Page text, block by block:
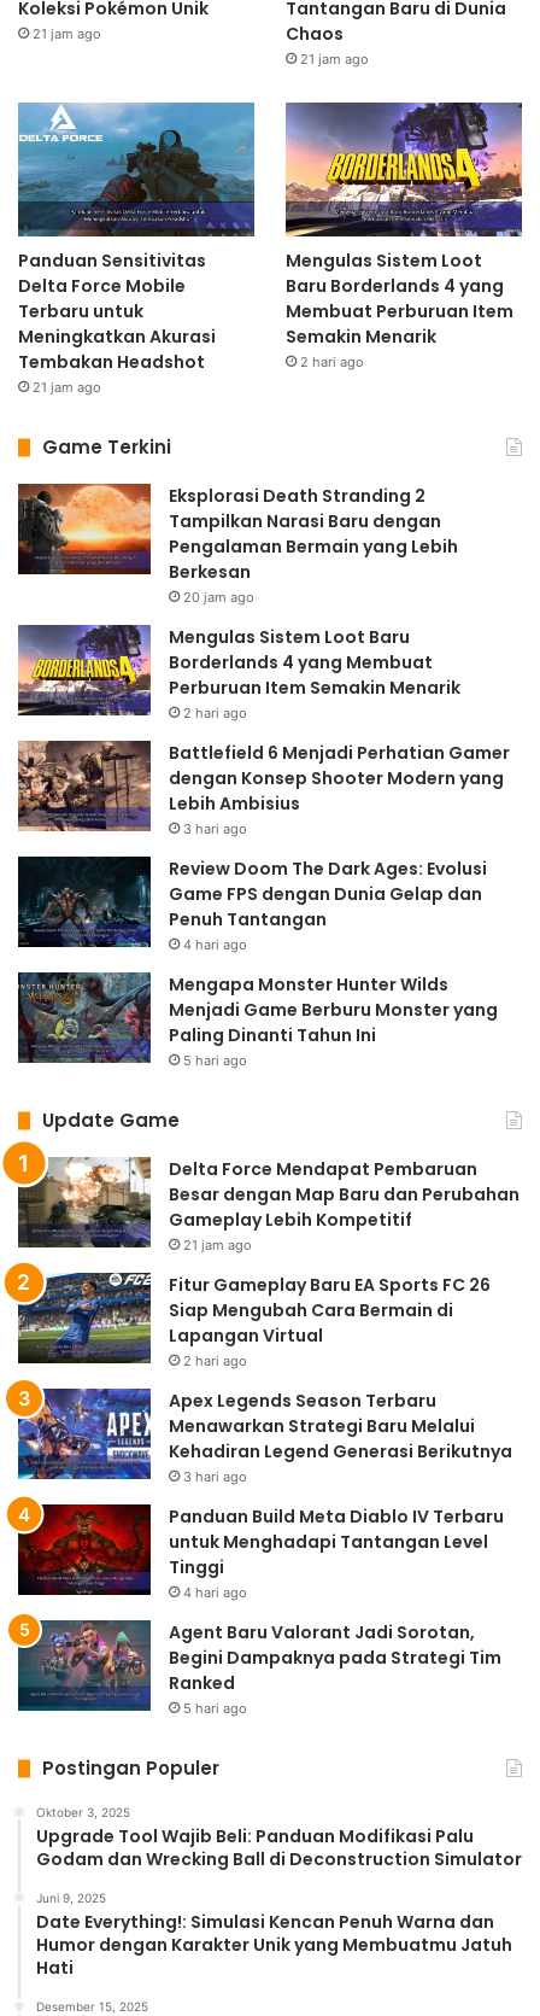
Koleksi Pokémon Unik
21 jam ago
Tantangan Baru di Dunia
Chaos
21 jam ago
Panduan Sensitivitas
Delta Force Mobile
Terbaru untuk
Meningkatkan Akurasi
Tembakan Headshot
21 jam ago
Mengulas Sistem Loot
Baru Borderlands 4 yang
Membuat Perburuan Item
Semakin Menarik
2 hari ago
Game Terkini
Eksplorasi Death Stranding 2
Tampilkan Narasi Baru dengan
Pengalaman Bermain yang Lebih
Berkesan
20 jam ago
Mengulas Sistem Loot Baru
Borderlands 4 yang Membuat
Perburuan Item Semakin Menarik
2 hari ago
Battlefield 6 Menjadi Perhatian Gamer
dengan Konsep Shooter Modern yang
Lebih Ambisius
3 hari ago
Review Doom The Dark Ages: Evolusi
Game FPS dengan Dunia Gelap dan
Penuh Tantangan
4 hari ago
Mengapa Monster Hunter Wilds
Menjadi Game Berburu Monster yang
Paling Dinanti Tahun Ini
5 hari ago
Update Game
Delta Force Mendapat Pembaruan
Besar dengan Map Baru dan Perubahan
Gameplay Lebih Kompetitif
21 jam ago
Fitur Gameplay Baru EA Sports FC 26
Siap Mengubah Cara Bermain di
Lapangan Virtual
2 hari ago
Apex Legends Season Terbaru
Menawarkan Strategi Baru Melalui
Kehadiran Legend Generasi Berikutnya
3 hari ago
Panduan Build Meta Diablo IV Terbaru
untuk Menghadapi Tantangan Level
Tinggi
4 hari ago
Agent Baru Valorant Jadi Sorotan,
Begini Dampaknya pada Strategi Tim
Ranked
5 hari ago
Postingan Populer
Oktober 3, 2025
Upgrade Tool Wajib Beli: Panduan Modifikasi Palu
Godam dan Wrecking Ball di Deconstruction Simulator
Juni 9, 2025
Date Everything!: Simulasi Kencan Penuh Warna dan
Humor dengan Karakter Unik yang Membuatmu Jatuh
Hati
Desember 15, 2025